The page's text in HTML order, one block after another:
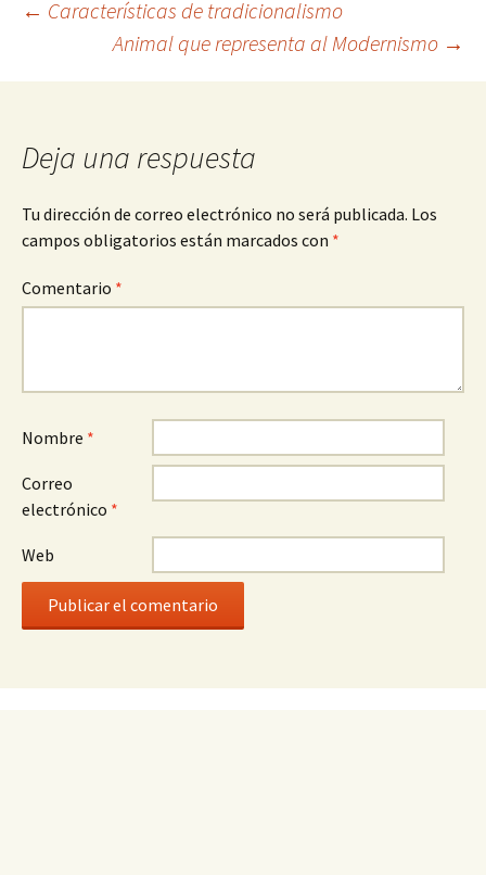
Navegación
de
entradas
← Características de tradicionalismo
Animal que representa al Modernismo →
Deja una respuesta
Tu dirección de correo electrónico no será publicada. Los
campos obligatorios están marcados con *
Comentario *
Nombre *
Correo
electrónico *
Web